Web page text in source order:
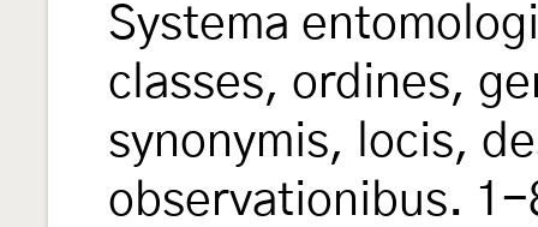
Systema
classes, ordines,
synonymis, locis,
observationibus.